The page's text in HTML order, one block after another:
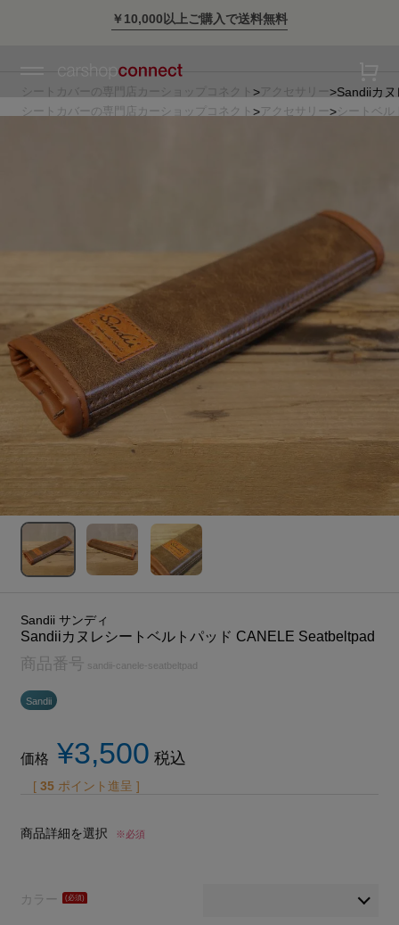
￥10,000以上ご購入で送料無料
シートカバーの専門店カーショップコネクト アクセサリー Sandiiカ
シートカバーの専門店カーショップコネクト アクセサリー
シートベル
Sandii サンディ
Sandiiカヌレシートベルトパッド CANELE Seatbeltpad
商品番号 sandii-canele-seatbeltpad
Sandii
価格 ¥3,500 税込
[ 35 ポイント進呈 ]
商品詳細を選択 ※必須
カラー